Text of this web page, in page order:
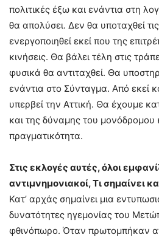
πολιτικές έξω και ενάντια στη
θα απολύσει. Δεν θα υποταχθεί
ενεργοποιηθεί εκεί που της
κινήσεις. Θα βάλει τέλη στις
φυσικά θα αντιταχθεί. Θα
ενάντια στο Σύνταγμα. Από εκεί
υπερβεί την Αττική. Θα έχουμε
και της δύναμης του μονόδρομου
πραγματικότητα.
Στις εκλογές αυτές, όλοι
αντιμνημονιακοί, Τι σημαίνει
Κατ’ αρχάς σημαίνει μια
δυνατότητες ηγεμονίας του
φθινόπωρο. Όταν πρωτομπήκαν